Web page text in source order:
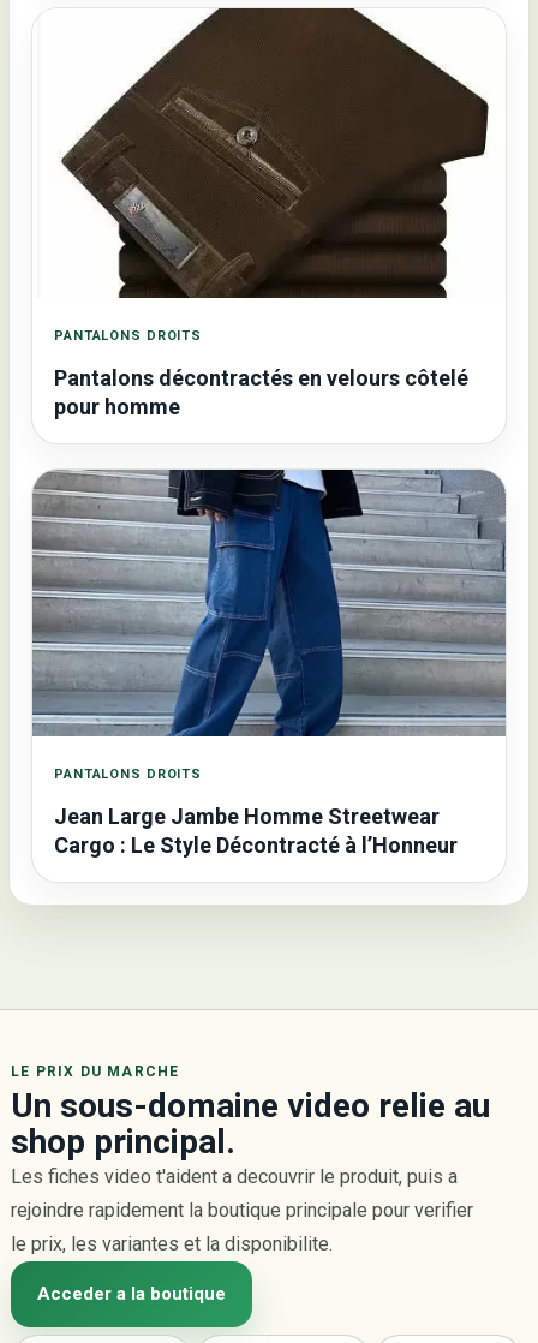
PANTALONS DROITS
Pantalons décontractés en velours côtelé
pour homme
PANTALONS DROITS
Jean Large Jambe Homme Streetwear
Cargo : Le Style Décontracté à l’Honneur
LE PRIX DU MARCHE
Un sous-domaine video relie au
shop principal.
Les fiches video t'aident a decouvrir le produit, puis a
rejoindre rapidement la boutique principale pour verifier
le prix, les variantes et la disponibilite.
Acceder a la boutique